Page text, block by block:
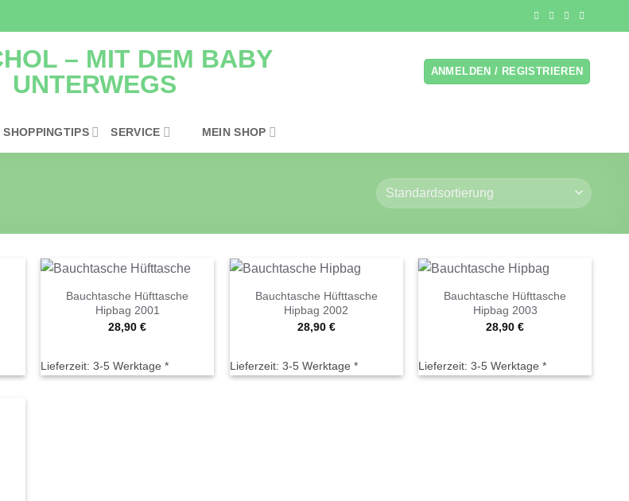
ANMELDEN / REGISTRIEREN
SHOPPINGTIPS SERVICE MEIN SHOP
Bauchtasche Hüfttasche
Hipbag 2001
28,90€
Lieferzeit:3-5 Werktage *
Bauchtasche Hüfttasche
Hipbag 2002
28,90 €
Lieferzeit: 3-5 Werktage *
Bauchtasche Hüfttasche
Hipbag 2003
28,90€
Lieferzeit:3-5 Werktage *